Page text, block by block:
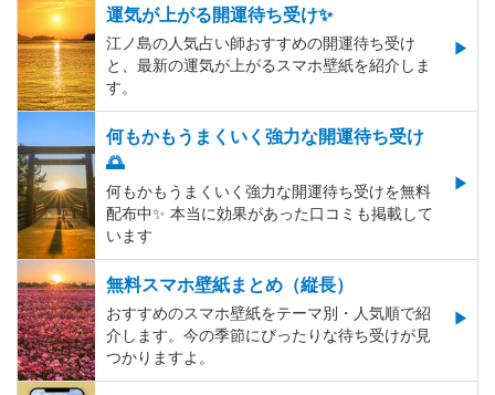
運気が上がる開運待ち受け✨
江ノ島の人気占い師おすすめの開運待ち受け
と、最新の運気が上がるスマホ壁紙を紹介しま
す。
何もかもうまくいく強力な開運待ち受け
🌅
何もかもうまくいく強力な開運待ち受けを無料
配布中✨️ 本当に効果があった口コミも掲載して
います
無料スマホ壁紙まとめ（縦長）
おすすめのスマホ壁紙をテーマ別・人気順で紹
介します。今の季節にぴったりな待ち受けが見
つかりますよ。